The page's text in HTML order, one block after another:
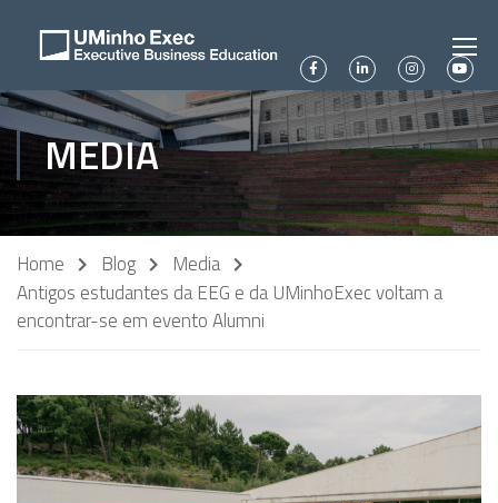
MEDIA
Home Blog
Media
Antigos estudantes da EEG e da UMinhoExec voltam a
encontrar-se em evento Alumni